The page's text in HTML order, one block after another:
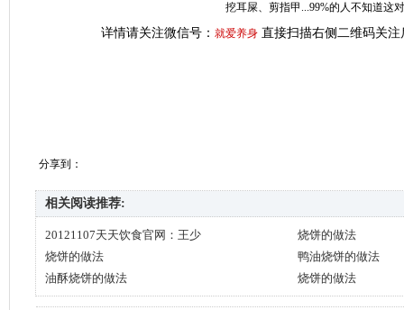
挖耳屎、剪指甲...99%的人不知道这
详情请关注微信号： 就爱养身 直接扫描右侧二维码关注
分享到：
相关阅读推荐:
20121107天天饮食官网：王少
烧饼的做法
烧饼的做法
鸭油烧饼的做法
油酥烧饼的做法
烧饼的做法